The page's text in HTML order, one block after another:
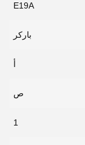
E19A
باركر
أ
ص
1